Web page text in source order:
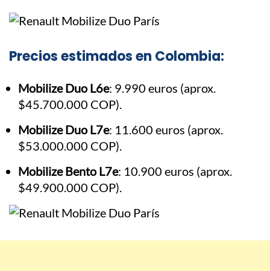
Precios estimados en Colombia:
Mobilize Duo L6e: 9.990 euros (aprox.
$45.700.000 COP).
Mobilize Duo L7e: 11.600 euros (aprox.
$53.000.000 COP).
Mobilize Bento L7e: 10.900 euros (aprox.
$49.900.000 COP).